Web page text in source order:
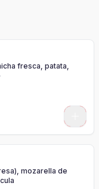
fresca, patata,
mozarella de